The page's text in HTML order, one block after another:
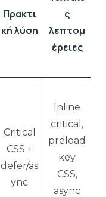
Πρακτι
κή λύση
ς
λεπτομ
έρειες
Critical
CSS +
defer/as
ync
Inline
critical,
preload
key
CSS,
async